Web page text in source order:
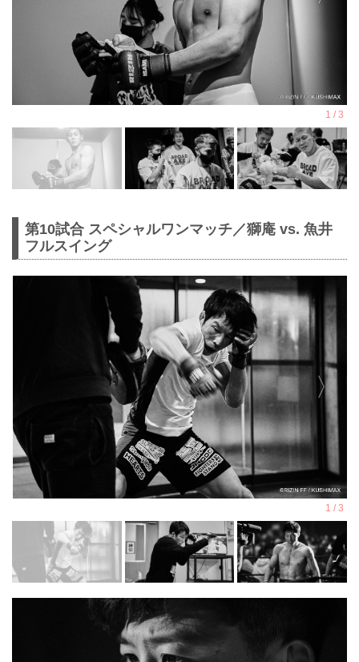
第10試合 スペシャルワンマッチ／獅庵 vs. 魚井
フルスイング